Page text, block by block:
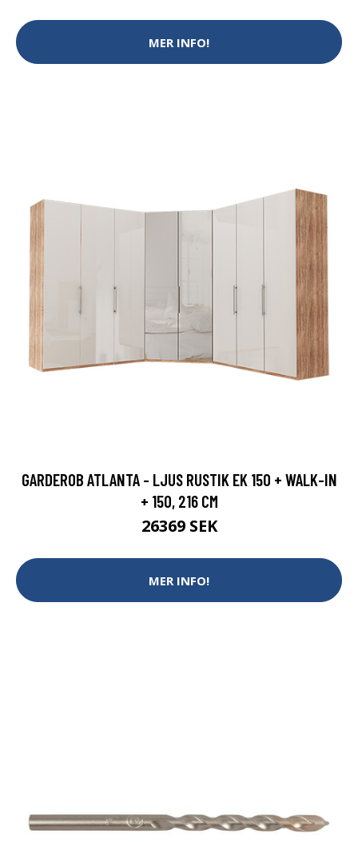
MER INFO!
GARDEROB ATLANTA - LJUS RUSTIK EK 150 + WALK-IN
+ 150, 216 CM
26369 SEK
MER INFO!